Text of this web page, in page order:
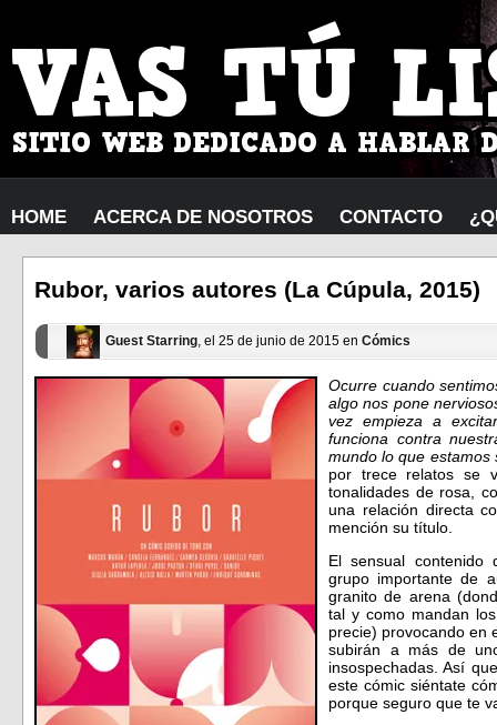
HOME ACERCA DE NOSOTROS CONTACTO
Rubor, varios autores (La Cúpula, 2015)
Guest Starring, el 25 de junio de 2015 en Cómics
Ocurre cuando
algo nos pone
vez empieza a
funciona contra
mundo lo que estamos
por trece relatos se
tonalidades de rosa,
una relación directa
mención su título.
El sensual
grupo importante de
granito de arena
tal y como mandan
precie) provocando en
subirán a más de
insospechadas. Así
este cómic siéntate
porque seguro que te